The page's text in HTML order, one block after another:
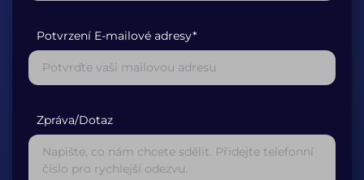
Potvrzení E-mailové adresy*
Zpráva/Dotaz